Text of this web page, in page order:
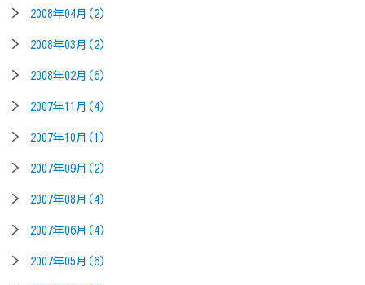
2008年04月(2)
2008年03月(2)
2008年02月(6)
2007年11月(4)
2007年10月(1)
2007年09月(2)
2007年08月(4)
2007年06月(4)
2007年05月(6)